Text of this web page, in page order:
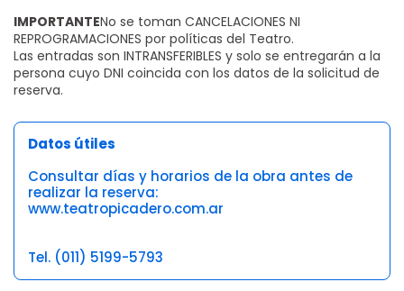
IMPORTANTENo se toman CANCELACIONES NI
REPROGRAMACIONES por políticas del Teatro.
Las entradas son INTRANSFERIBLES y solo se entregarán a la
persona cuyo DNI coincida con los datos de la solicitud de
reserva.
Datos útiles
Consultar días y horarios de la obra antes de
realizar la reserva:
www.teatropicadero.com.ar
Tel. (011) 5199-5793